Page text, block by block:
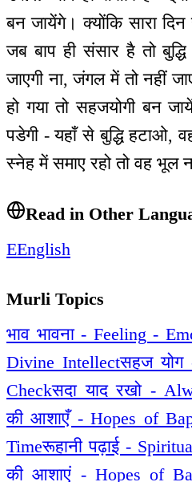
बन जायेंगे। क्योंकि सारा दिन
जब बाप ही संसार है तो
जाएगी ना, जंगल में तो नहीं
हो गया तो सहजयोगी बन
पडेगी - यहाँ से बुद्धि हटाओ,
स्नेह में समाए रहो तो वह भूल
Read in Other
EEnglish
Murli Topics
भाव भावना - Feeling -
Divine Intellectसहज योग
Checkसदा याद रखो -
की आशाएँ - Hopes of
Timeरूहानी पढ़ाई -
की आशाएं - Hopes of